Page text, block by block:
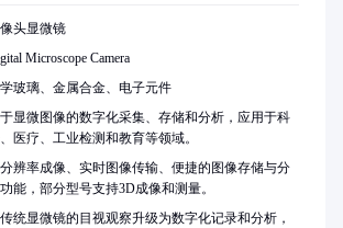
头显微镜
Microscope Camera
玻璃、金属合金、电子元件
显微图像的数字化采集、存储和分析，应用于科
医疗、工业检测和教育等领域。
辨率成像、实时图像传输、便捷的图像存储与分
能，部分型号支持3D成像和测量。
统显微镜的目视观察升级为数字化记录和分析，